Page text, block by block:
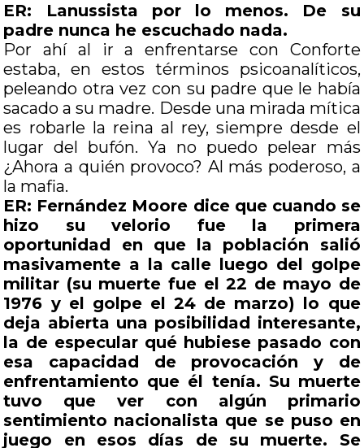
ER: Lanussista por lo menos. De su
padre nunca he escuchado nada.
Por ahí al ir a enfrentarse con Conforte
estaba, en estos términos psicoanalíticos,
peleando otra vez con su padre que le había
sacado a su madre. Desde una mirada mítica
es robarle la reina al rey, siempre desde el
lugar del bufón. Ya no puedo pelear más
¿Ahora a quién provoco? Al más poderoso, a
la mafia.
ER: Fernández Moore dice que cuando se
hizo su velorio fue la primera
oportunidad en que la población salió
masivamente a la calle luego del golpe
militar (su muerte fue el 22 de mayo de
1976 y el golpe el 24 de marzo) lo que
deja abierta una posibilidad interesante,
la de especular qué hubiese pasado con
esa capacidad de provocación y de
enfrentamiento que él tenía. Su muerte
tuvo que ver con algún primario
sentimiento nacionalista que se puso en
juego en esos días de su muerte. Se